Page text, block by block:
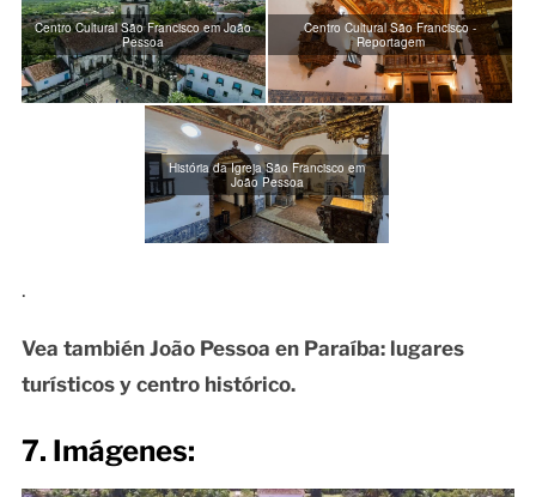
Centro Cultural São Francisco em João
Pessoa
Centro Cultural São Francisco -
Reportagem
História da Igreja São Francisco em
João Pessoa
.
Vea también João Pessoa en Paraíba: lugares
turísticos y centro histórico.
7. Imágenes: